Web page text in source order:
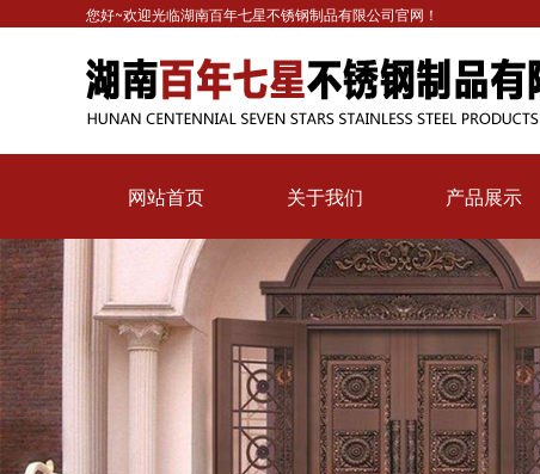
您好~欢迎光临湖南百年七星不锈钢制品有限公司官网！
网站首页 关于我们 产品展示